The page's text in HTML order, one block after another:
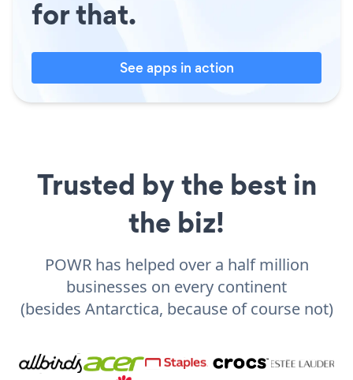
for that.
See apps in action
Trusted by the best in
the biz!
POWR has helped over a half million
businesses on every continent
(besides Antarctica, because of course not)